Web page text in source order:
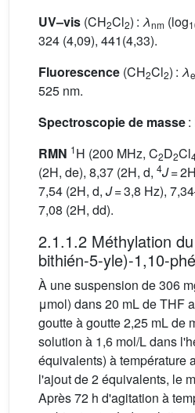
UV–vis (CH2Cl2) : λnm (log
324 (4,09), 441(4,33).
Fluorescence (CH2Cl2) : λ
525 nm.
Spectroscopie de masse:
RMN 1H (200 MHz, C2D2Cl
(2H, de), 8,37 (2H, d, 4J=
7,54 (2H, d, J= 3,8 Hz),
7,08 (2H, dd).
2.1.1.2 Méthylation
bithién-5-yle)-1,10-
À une suspension de 306
μmol) dans 20 mL de THF
goutte à goutte 2,25 mL de
solution à 1,6 mol/L dans
équivalents) à température
l'ajout de 2 équivalents, le
Après 72 h d'agitation à